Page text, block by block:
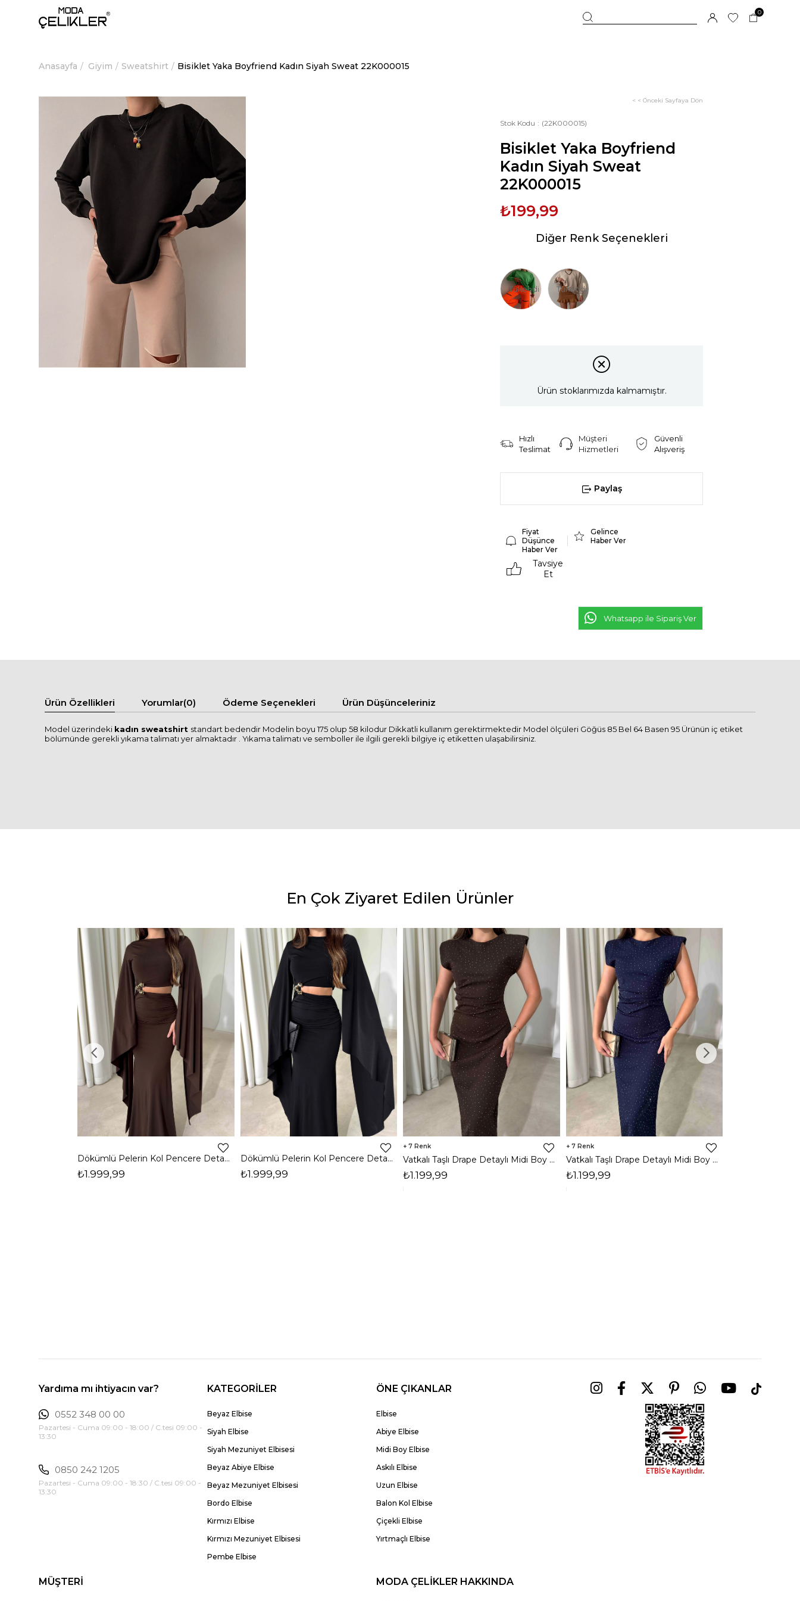
0
Anasayfa Giyim Sweatshirt Bisiklet Yaka Boyfriend Kadın Siyah Sweat 22K000015
< < Önceki Sayfaya Dön
Stok Kodu (22K000015)
Bisiklet Yaka Boyfriend
Kadın Siyah Sweat
22K000015
₺199,99
Diğer Renk Seçenekleri
Tükendi Tükendi
Ürün stoklarımızda kalmamıştır.
Hızlı
Teslimat
Müşteri
Hizmetleri
Güvenli
Alışveriş
Paylaş
Fiyat
Düşünce
Haber Ver
Gelince
Haber Ver
Tavsiye
Et
Whatsapp ile Sipariş Ver
Ürün Özellikleri Yorumlar(0) Ödeme Seçenekleri Ürün Düşünceleriniz
Model üzerindeki kadın sweatshirt standart bedendir Modelin boyu 175 olup 58 kilodur Dikkatli kullanım gerektirmektedir Model ölçüleri Göğüs 85 Bel 64 Basen 95 Ürünün iç etiket
bölümünde gerekli yıkama talimatı yer almaktadır . Yıkama talimatı ve semboller ile ilgili gerekli bilgiye iç etiketten ulaşabilirsiniz.
En Çok Ziyaret Edilen Ürünler
Dökümlü Pelerin Kol Pencere Detaylı Maxi Kahverengi Arlev Kadın Elbise 26Y511
₺1.999,99
Dökümlü Pelerin Kol Pencere Detaylı Maxi Siyah Arlev Kadın Elbise 26Y511
₺1.999,99
7
Vatkalı Taşlı Drape Detaylı Midi Boy Kahverengi Jesep Kadın Elbise 26Y282
₺1.199,99
7
Vatkalı Taşlı Drape Detaylı Midi Boy Lacivert Jesep Kadın Elbise 26Y282
₺1.199,99
Yardıma mı ihtiyacın var?
0552 348 00 00
Pazartesi - Cuma 09:00 - 18:00 / C.tesi 09:00 -
13:30
0850 242 1205
Pazartesi - Cuma 09:00 - 18:30 / C.tesi 09:00 -
13:30
KATEGORİLER
Beyaz Elbise
Siyah Elbise
Siyah Mezuniyet Elbisesi
Beyaz Abiye Elbise
Beyaz Mezuniyet Elbisesi
Bordo Elbise
Kırmızı Elbise
Kırmızı Mezuniyet Elbisesi
Pembe Elbise
ÖNE ÇIKANLAR
Elbise
Abiye Elbise
Midi Boy Elbise
Askılı Elbise
Uzun Elbise
Balon Kol Elbise
Çiçekli Elbise
Yırtmaçlı Elbise
MÜŞTERİ MODA ÇELİKLER HAKKINDA